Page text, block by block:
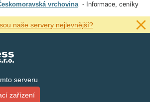
vrchovina
Informace, ceníky
naše servery nejlevnější?
serveru
zařízení